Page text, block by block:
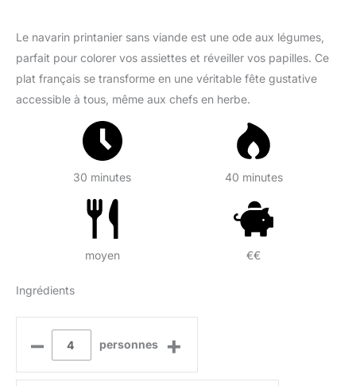
Le navarin printanier sans viande est une ode aux légumes,
parfait pour colorer vos assiettes et réveiller vos papilles. Ce
plat français se transforme en une véritable fête gustative
accessible à tous, même aux chefs en herbe.
30 minutes 40 minutes
moyen €€
Ingrédients
– personnes +